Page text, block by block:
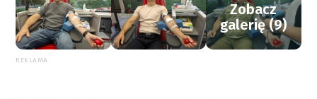
Zobacz
galerię (9)
REKLAMA